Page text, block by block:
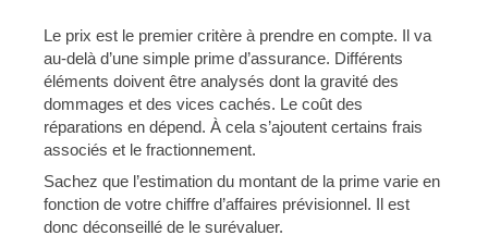
Le prix est le premier critère à prendre en compte. Il va
au-delà d’une simple prime d’assurance. Différents
éléments doivent être analysés dont la gravité des
dommages et des vices cachés. Le coût des
réparations en dépend. À cela s’ajoutent certains frais
associés et le fractionnement.
Sachez que l’estimation du montant de la prime varie en
fonction de votre chiffre d’affaires prévisionnel. Il est
donc déconseillé de le surévaluer.